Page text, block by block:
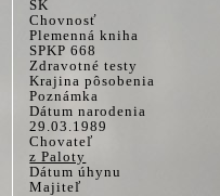
SK
Chovnosť
Plemenná kniha
SPKP 668
Zdravotné testy
Krajina pôsobenia
Poznámka
Dátum narodenia
29.03.1989
Chovateľ
z Paloty
Dátum úhynu
Majiteľ